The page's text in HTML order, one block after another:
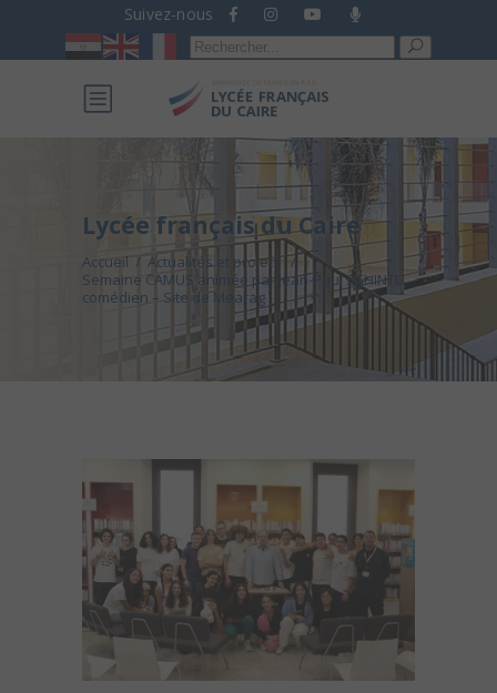
Suivez-nous
Recherche
pour :
Lycée français du Caire
Accueil / Actualités et projets
/
Semaine CAMUS animée par Jean-Paul SCHINTU,
comédien – Site de Mearag